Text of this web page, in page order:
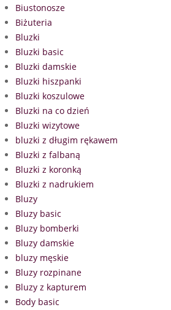
Biustonosze
Biżuteria
Bluzki
Bluzki basic
Bluzki damskie
Bluzki hiszpanki
Bluzki koszulowe
Bluzki na co dzień
Bluzki wizytowe
bluzki z długim rękawem
Bluzki z falbaną
Bluzki z koronką
Bluzki z nadrukiem
Bluzy
Bluzy basic
Bluzy bomberki
Bluzy damskie
bluzy męskie
Bluzy rozpinane
Bluzy z kapturem
Body basic